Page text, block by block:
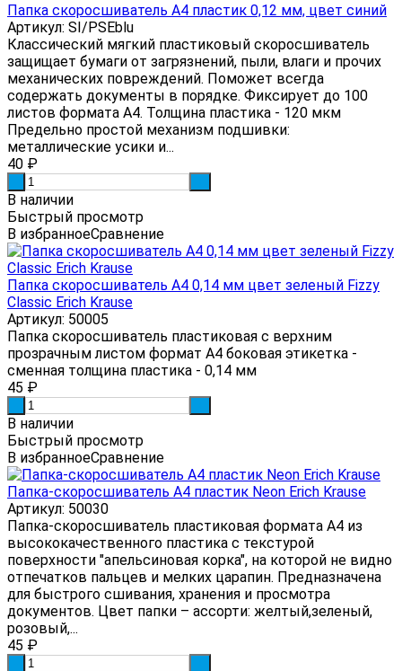
Папка скоросшиватель А4 пластик 0,12 мм, цвет синий
Артикул: SI/PSEblu
Классический мягкий пластиковый скоросшиватель
защищает бумаги от загрязнений, пыли, влаги и прочих
механических повреждений. Поможет всегда
содержать документы в порядке. Фиксирует до 100
листов формата А4. Толщина пластика - 120 мкм
Предельно простой механизм подшивки:
металлические усики и...
40 ₽
В наличии
Быстрый просмотр
В избранноеСравнение
Папка скоросшиватель А4 0,14 мм цвет зеленый Fizzy
Classic Erich Krause
Артикул: 50005
Папка скоросшиватель пластиковая с верхним
прозрачным листом формат А4 боковая этикетка -
сменная толщина пластика - 0,14 мм
45 ₽
В наличии
Быстрый просмотр
В избранноеСравнение
Папка-скоросшиватель А4 пластик Neon Erich Krause
Артикул: 50030
Папка-скоросшиватель пластиковая формата А4 из
высококачественного пластика с текстурой
поверхности "апельсиновая корка", на которой не видно
отпечатков пальцев и мелких царапин. Предназначена
для быстрого сшивания, хранения и просмотра
документов. Цвет папки – ассорти: желтый,зеленый,
розовый,...
45 ₽